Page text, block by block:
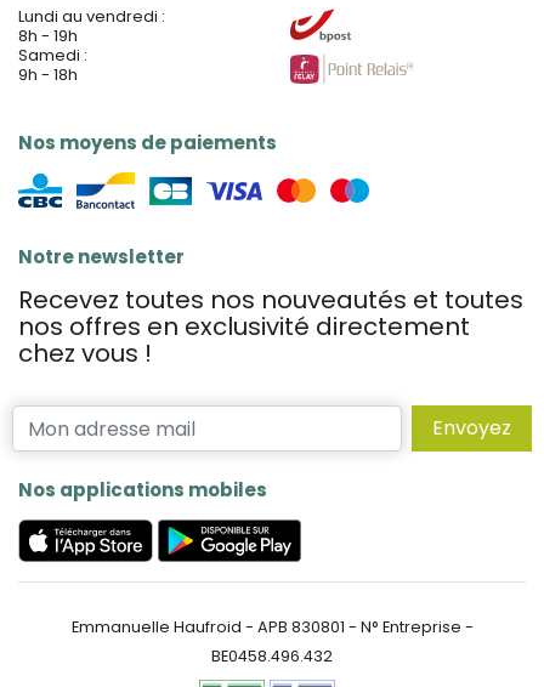
Lundi au vendredi :
8h - 19h
Samedi :
9h - 18h
Nos moyens de paiements
Notre newsletter
Recevez toutes nos nouveautés et toutes
nos offres en exclusivité directement
chez vous !
Envoyez
Nos applications mobiles
Emmanuelle Haufroid - APB 830801 - N° Entreprise -
BE0458.496.432